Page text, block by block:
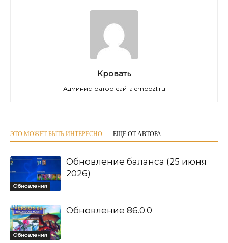
Кровать
Администратор сайта emppzl.ru
ЭТО МОЖЕТ БЫТЬ ИНТЕРЕСНО ЕЩЕ ОТ АВТОРА
Обновления
Обновление баланса (25 июня
2026)
Обновления
Обновление 86.0.0